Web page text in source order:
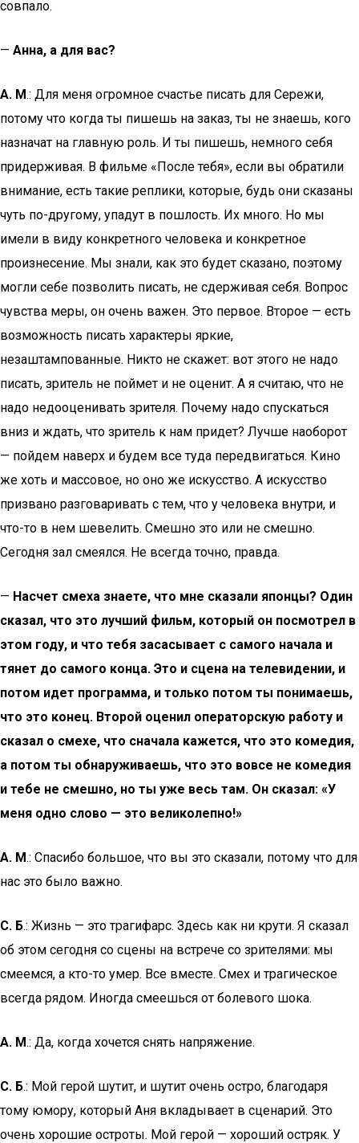
совпало.
— Анна, а для вас?
А. М.: Для меня огромное счастье писать для Сережи,
потому что когда ты пишешь на заказ, ты не знаешь, кого
назначат на главную роль. И ты пишешь, немного себя
придерживая. В фильме «После тебя», если вы обратили
внимание, есть такие реплики, которые, будь они сказаны
чуть по-другому, упадут в пошлость. Их много. Но мы
имели в виду конкретного человека и конкретное
произнесение. Мы знали, как это будет сказано, поэтому
могли себе позволить писать, не сдерживая себя. Вопрос
чувства меры, он очень важен. Это первое. Второе — есть
возможность писать характеры яркие,
незаштампованные. Никто не скажет: вот этого не надо
писать, зритель не поймет и не оценит. А я считаю, что не
надо недооценивать зрителя. Почему надо спускаться
вниз и ждать, что зритель к нам придет? Лучше наоборот
— пойдем наверх и будем все туда передвигаться. Кино
же хоть и массовое, но оно же искусство. А искусство
призвано разговаривать с тем, что у человека внутри, и
что-то в нем шевелить. Смешно это или не смешно.
Сегодня зал смеялся. Не всегда точно, правда.
— Насчет смеха знаете, что мне сказали японцы? Один
сказал, что это лучший фильм, который он посмотрел в
этом году, и что тебя засасывает с самого начала и
тянет до самого конца. Это и сцена на телевидении, и
потом идет программа, и только потом ты понимаешь,
что это конец. Второй оценил операторскую работу и
сказал о смехе, что сначала кажется, что это комедия,
а потом ты обнаруживаешь, что это вовсе не комедия
и тебе не смешно, но ты уже весь там. Он сказал: «У
меня одно слово — это великолепно!»
А. М.: Спасибо большое, что вы это сказали, потому что для
нас это было важно.
С. Б.: Жизнь — это трагифарс. Здесь как ни крути. Я сказал
об этом сегодня со сцены на встрече со зрителями: мы
смеемся, а кто-то умер. Все вместе. Смех и трагическое
всегда рядом. Иногда смеешься от болевого шока.
А. М.: Да, когда хочется снять напряжение.
С. Б.: Мой герой шутит, и шутит очень остро, благодаря
тому юмору, который Аня вкладывает в сценарий. Это
очень хорошие остроты. Мой герой — хороший остряк. У